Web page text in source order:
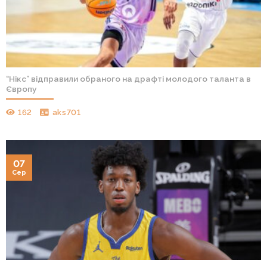
“Нікс” відправили обраного на драфті молодого таланта в
Європу
162 aks701
07
Сер